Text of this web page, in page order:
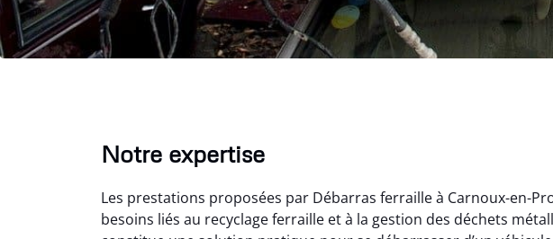
Notre expertise
Les prestations proposées par Débarras ferraille à Carnoux-en-
besoins liés au recyclage ferraille et à la gestion des déchets